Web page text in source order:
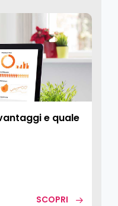
e quale
SCOPRI